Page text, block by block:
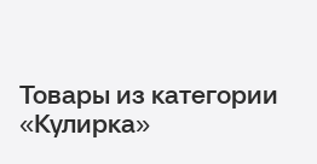
Товары из категории
«Кулирка»